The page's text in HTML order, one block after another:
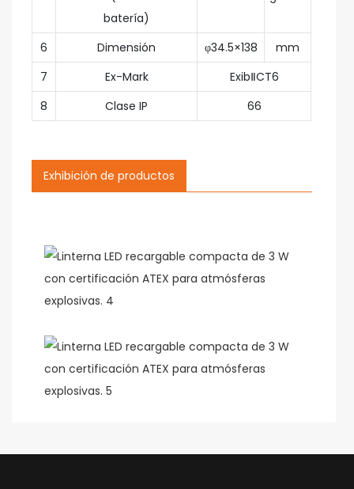
batería)
6 Dimensión φ34.5×138
mm
7
Ex-Mark
ExibⅡCT6
8
Clase IP 66
Exhibición de productos